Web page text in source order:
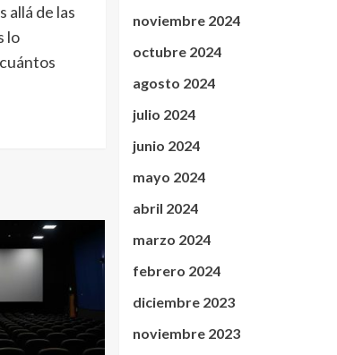
allá de las
lo
noviembre 2024
octubre 2024
agosto 2024
julio 2024
junio 2024
mayo 2024
abril 2024
marzo 2024
febrero 2024
diciembre 2023
noviembre 2023